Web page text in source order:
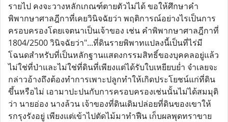
รายไป คงจะวางหลักเกณฑ์ตายตัวไม่ได้ ขอให้ศึกษาคำ
พิพากษาศาลฎีกาที่เคยวินิจฉัยว่า พฤติการณ์อย่างไรเป็นการ
ครอบครองโดยเจตนาเป็นเจ้าของ เช่น คำพิพากษาศาลฎีกาที่
1804/2500 วินิจฉัยว่า"...ที่ดินรายพิพาทแปลงนี้เป็นที่ไร่มี
โฉนดสำหรับที่เป็นหลักฐานแสดงกรรมสิทธิ์ของบุคคลอยู่แล้ว
ไม่ใช่ที่ป่าและไม่ใช่ที่ดินที่เพียงแต่ได้รับใบเหยียบย่ำ จำเลยจะ
กล่าวอ้างถึงต้องทำการเพาะปลูกทำให้เกิดประโยชน์แก่ที่ดิน
ขึ้นหรือไม่ เอามาปะปนกับการครอบครองเช่นนั้นไม่ได้สมมุติ
ว่า นายอ่อง นางล้วน เจ้าของที่ดินเดิมปล่อยที่ดินของเขาให้
รกรุงรังอยู่ เพียงแต่เข้าไปตัดไม้มาทำฟืน เก็บผลพุดทราขาย